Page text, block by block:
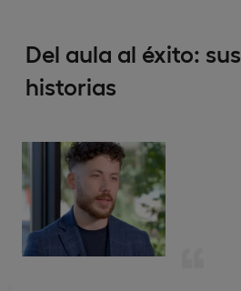
Del aula al éxito: sus
historias